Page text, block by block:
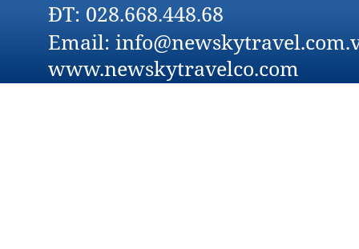
ĐT: 028.668.448.68
Email:
www.newskytravelco.com